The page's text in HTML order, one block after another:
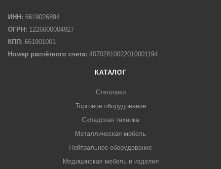
ИНН: 6619026894
ОГРН: 1226600004927
КПП: 661901001
Номер расчётного счета: 40702810022010001194
КАТАЛОГ
Стеллажи
Торговое оборудование
Складская техника
Металлическая мебель
Нейтральное оборудование
Медицинская мебель и изделия